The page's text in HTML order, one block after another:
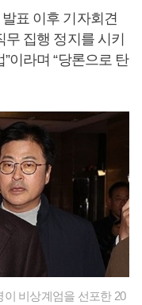
표 이후 기자회견
집행 정지를 시키
이라며 “당론으로 탄
이 비상계엄을 선포한 20